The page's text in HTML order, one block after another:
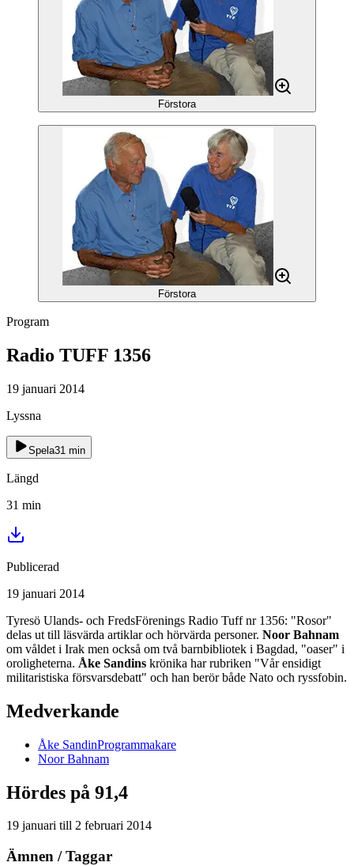
Förstora
Förstora
Program
Radio TUFF 1356
19 januari 2014
Lyssna
Spela31 min
Längd
31 min
Publicerad
19 januari 2014
Tyresö Ulands- och FredsFörenings Radio Tuff nr 1356: "Rosor"
delas ut till läsvärda artiklar och hörvärda personer. Noor Bahnam
om våldet i Irak men också om två barnbibliotek i Bagdad, "oaser" i
oroligheterna. Åke Sandins krönika har rubriken "Vår ensidigt
militaristiska försvarsdebatt" och han berör både Nato och ryssfobin.
Medverkande
Åke SandinProgrammakare
Noor Bahnam
Hördes på 91,4
19 januari till 2 februari 2014
Ämnen / Taggar